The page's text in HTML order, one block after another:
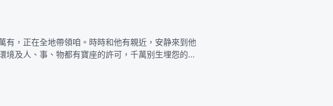
有，正在全地帶領咱。時時和他有親近，安静來到他
境及人、事、物都有寶座的許可，千萬别生埋怨的